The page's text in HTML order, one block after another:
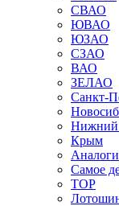
СВАО
ЮВАО
ЮЗАО
СЗАО
ВАО
ЗЕЛАО
Санкт-
Нижний
Крым
Аналоги
Самое
TOP